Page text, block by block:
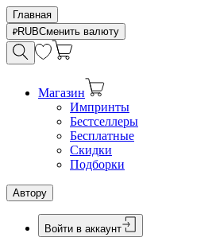
Главная
RUBСменить валюту
Магазин
Импринты
Бестселлеры
Бесплатные
Скидки
Подборки
Автору
Войти в аккаунт